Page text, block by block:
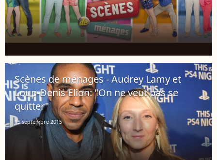
Scènes de ménages - Audrey Lamy et
Loup-Denis Elion: "On ne veut pas se
quitter"
15 septembre 2015